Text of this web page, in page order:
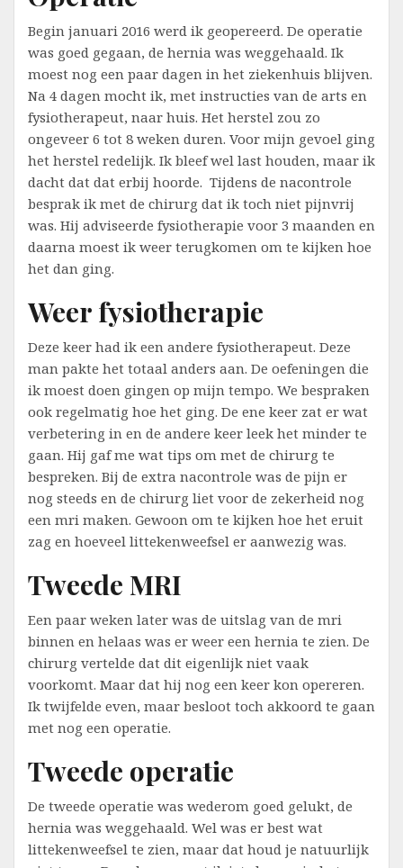
Begin januari 2016 werd ik geopereerd. De operatie
was goed gegaan, de hernia was weggehaald. Ik
moest nog een paar dagen in het ziekenhuis blijven.
Na 4 dagen mocht ik, met instructies van de arts en
fysiotherapeut, naar huis. Het herstel zou zo
ongeveer 6 tot 8 weken duren. Voor mijn gevoel ging
het herstel redelijk. Ik bleef wel last houden, maar ik
dacht dat dat erbij hoorde. Tijdens de nacontrole
besprak ik met de chirurg dat ik toch niet pijnvrij
was. Hij adviseerde fysiotherapie voor 3 maanden en
daarna moest ik weer terugkomen om te kijken hoe
het dan ging.
Weer fysiotherapie
Deze keer had ik een andere fysiotherapeut. Deze
man pakte het totaal anders aan. De oefeningen die
ik moest doen gingen op mijn tempo. We bespraken
ook regelmatig hoe het ging. De ene keer zat er wat
verbetering in en de andere keer leek het minder te
gaan. Hij gaf me wat tips om met de chirurg te
bespreken. Bij de extra nacontrole was de pijn er
nog steeds en de chirurg liet voor de zekerheid nog
een mri maken. Gewoon om te kijken hoe het eruit
zag en hoeveel littekenweefsel er aanwezig was.
Tweede MRI
Een paar weken later was de uitslag van de mri
binnen en helaas was er weer een hernia te zien. De
chirurg vertelde dat dit eigenlijk niet vaak
voorkomt. Maar dat hij nog een keer kon opereren.
Ik twijfelde even, maar besloot toch akkoord te gaan
met nog een operatie.
Tweede operatie
De tweede operatie was wederom goed gelukt, de
hernia was weggehaald. Wel was er best wat
littekenweefsel te zien, maar dat houd je natuurlijk